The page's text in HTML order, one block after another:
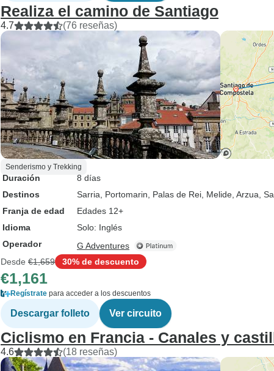
Realiza el camino de Santiago
4.7 (76 reseñas)
Senderismo y Trekking
Duración
8 días
Destinos
Sarria , Portomarin , Palas de Rei , Melide , Arzua ,
Franja de edad
Edades 12+
Idioma
Solo: Inglés
Operador
G Adventures
Desde €1,659 30% de descuento
€1,161
Regístrate para acceder a los descuentos
Descargar folleto Ver circuito
Ciclismo en Francia - Canales y
4.6 (18 reseñas)